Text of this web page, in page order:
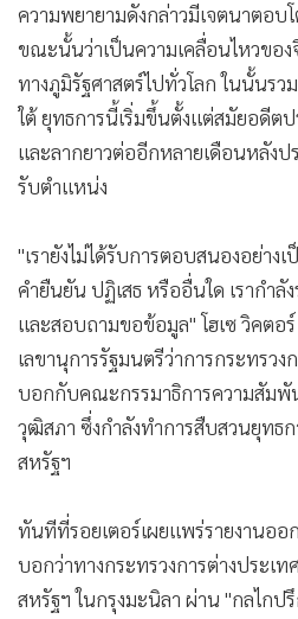
• ชุมชน-คุณภาพชีวิต
• อาชญากรรม
• Motoring
เกม
•
วิทยาศาสตร์
• หุ้น
• อินโดจีน
• กองทุนรวม
• Celeb Online
• Factcheck
• ญี่ปุ่น
• News1
ความพยายามดังกล่าวมีเจตนาตอบ
ขณะนั้นว่าเป็นความเคลื่อนไหวขอ
ทางภูมิรัฐศาสตร์ไปทั่วโลก ในนั้นรว
ใต้ ยุทธการนี้เริ่มขึ้นตั้งแต่สมัยอดีต
และลากยาวต่ออีกหลายเดือนหลังป
รับตำแหน่ง
"เรายังไม่ได้รับการตอบสนองอย่าง
คำยืนยัน ปฏิเสธ หรืออื่นใด เรากำลั
และสอบถามขอข้อมูล" โฮเซ วิคตอ
เลขานุการรัฐมนตรีว่าการกระทรว
บอกกับคณะกรรมาธิการความสัมพั
วุฒิสภา ซึ่งกำลังทำการสืบสวนยุทธ
สหรัฐฯ
ทันทีที่รอยเตอร์เผยแพร่รายงานอ
บอกว่าทางกระทรวงการต่างประเ
สหรัฐฯ ในกรุงมะนิลา ผ่าน "กลไกป